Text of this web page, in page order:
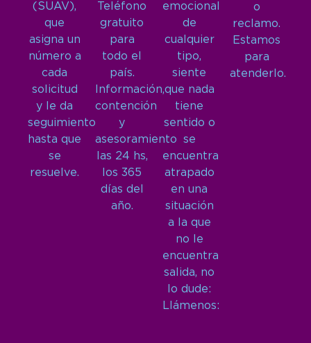
(SUAV),
que
asigna un
número a
cada
solicitud
y le da
seguimiento
hasta que
se
resuelve.
Teléfono
gratuito
para
todo el
país.
Información,
contención
y
asesoramiento
las 24 hs,
los 365
días del
año.
emocional
de
cualquier
tipo,
siente
que nada
tiene
sentido o
se
encuentra
atrapado
en una
situación
a la que
no le
encuentra
salida, no
lo dude:
Llámenos:
o
reclamo.
Estamos
para
atenderlo.